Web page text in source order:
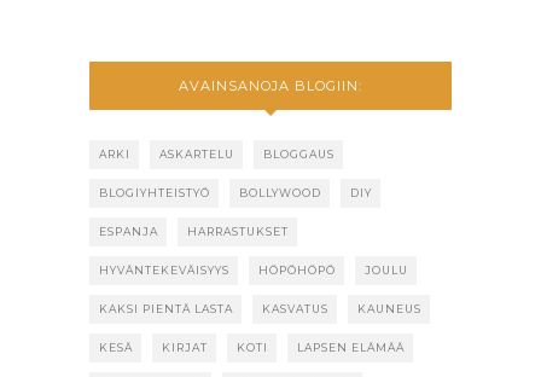
AVAINSANOJA BLOGIIN:
ARKI ASKARTELU BLOGGAUS
BLOGIYHTEISTYÖ BOLLYWOOD DIY
ESPANJA HARRASTUKSET
HYVÄNTEKEVÄISYYS HÖPÖHÖPÖ JOULU
KAKSI PIENTÄ LASTA KASVATUS KAUNEUS
KESÄ KIRJAT KOTI LAPSEN ELÄMÄÄ